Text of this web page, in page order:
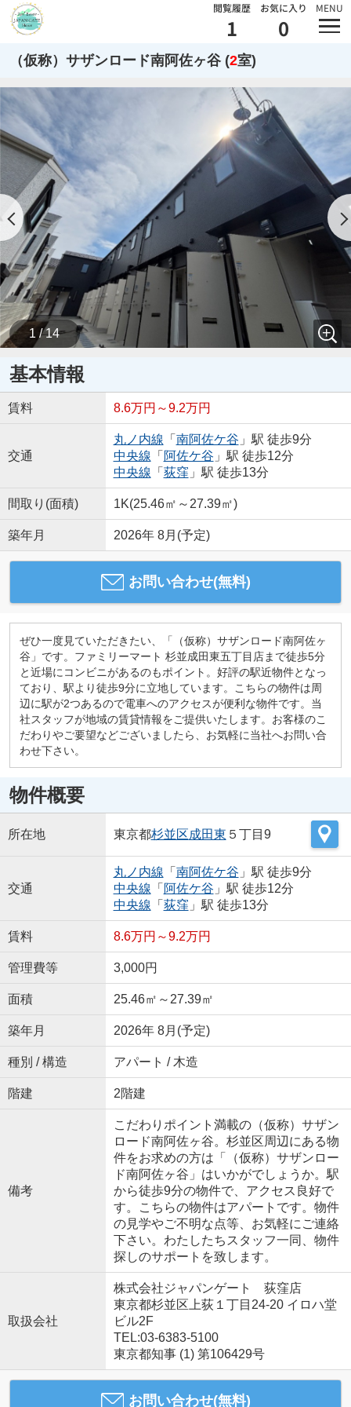
閲覧履歴
1
お気に入り
0
MENU
（仮称）サザンロード南阿佐ヶ谷 (2室)
1 / 14
基本情報
賃料 8.6万円～9.2万円
交通
丸ノ内線 「 南阿佐ケ谷 」駅 徒歩9分
中央線 「 阿佐ケ谷 」駅 徒歩12分
中央線 「 荻窪 」駅 徒歩13分
間取り(面積) 1K(25.46㎡～27.39㎡)
築年月 2026年 8月(予定)
お問い合わせ(無料)
ぜひ一度見ていただきたい、「（仮称）サザンロード南阿佐ヶ
谷」です。ファミリーマート 杉並成田東五丁目店まで徒歩5分
と近場にコンビニがあるのもポイント。好評の駅近物件となっ
ており、駅より徒歩9分に立地しています。こちらの物件は周
辺に駅が2つあるので電車へのアクセスが便利な物件です。当
社スタッフが地域の賃貸情報をご提供いたします。お客様のこ
だわりやご要望などございましたら、お気軽に当社へお問い合
わせ下さい。
物件概要
所在地 東京都杉並区成田東 ５丁目9
交通
丸ノ内線 「 南阿佐ケ谷 」駅 徒歩9分
中央線 「 阿佐ケ谷 」駅 徒歩12分
中央線 「 荻窪 」駅 徒歩13分
賃料 8.6万円～9.2万円
管理費等 3,000円
面積 25.46㎡～27.39㎡
築年月 2026年 8月(予定)
種別 / 構造 アパート / 木造
階建 2階建
備考
こだわりポイント満載の（仮称）サザン
ロード南阿佐ヶ谷。杉並区周辺にある物
件をお求めの方は「（仮称）サザンロー
ド南阿佐ヶ谷」はいかがでしょうか。駅
から徒歩9分の物件で、アクセス良好で
す。こちらの物件はアパートです。物件
の見学やご不明な点等、お気軽にご連絡
下さい。わたしたちスタッフ一同、物件
探しのサポートを致します。
取扱会社
株式会社ジャパンゲート 荻窪店
東京都杉並区上荻１丁目24-20 イロハ堂
ビル2F
TEL:03-6383-5100
東京都知事 (1) 第106429号
お問い合わせ(無料)